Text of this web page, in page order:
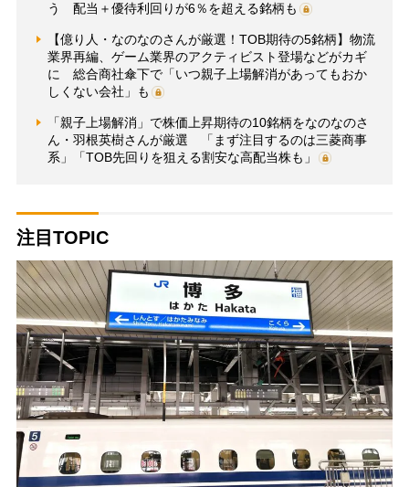
う 配当＋優待利回りが6％を超える銘柄も
【億り人・なのなのさんが厳選！TOB期待の5銘柄】物流
業界再編、ゲーム業界のアクティビスト登場などがカギ
に 総合商社傘下で「いつ親子上場解消があってもおか
しくない会社」も
「親子上場解消」で株価上昇期待の10銘柄をなのなのさ
ん・羽根英樹さんが厳選 「まず注目するのは三菱商事
系」「TOB先回りを狙える割安な高配当株も」
注目TOPIC